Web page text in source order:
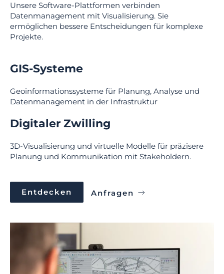
Unsere Software-Plattformen verbinden
Datenmanagement mit Visualisierung. Sie
ermöglichen bessere Entscheidungen für komplexe
Projekte.
GIS-Systeme
Geoinformationssysteme für Planung, Analyse und
Datenmanagement in der Infrastruktur
Digitaler Zwilling
3D-Visualisierung und virtuelle Modelle für präzisere
Planung und Kommunikation mit Stakeholdern.
Entdecken Anfragen